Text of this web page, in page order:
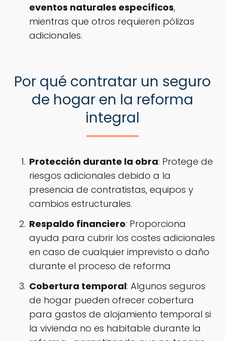
eventos naturales específicos,
mientras que otros requieren pólizas
adicionales.
Por qué contratar un seguro
de hogar en la reforma
integral
Protección durante la obra: Protege de
riesgos adicionales debido a la
presencia de contratistas, equipos y
cambios estructurales.
Respaldo financiero: Proporciona
ayuda para cubrir los costes adicionales
en caso de cualquier imprevisto o daño
durante el proceso de reforma
Cobertura temporal: Algunos seguros
de hogar pueden ofrecer cobertura
para gastos de alojamiento temporal si
la vivienda no es habitable durante la